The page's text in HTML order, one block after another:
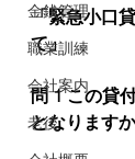
金銭管理
職業訓練
会社案内
老後
「緊急小口
て」
問 1 この貸
となりますか